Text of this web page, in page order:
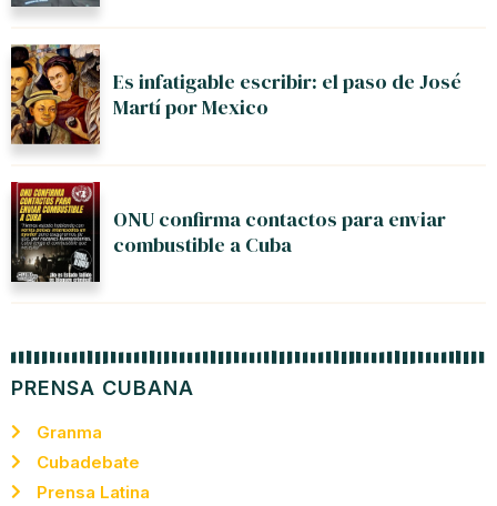
Es infatigable escribir: el paso de José
Martí por Mexico
ONU confirma contactos para enviar
combustible a Cuba
PRENSA CUBANA
Granma
Cubadebate
Prensa Latina